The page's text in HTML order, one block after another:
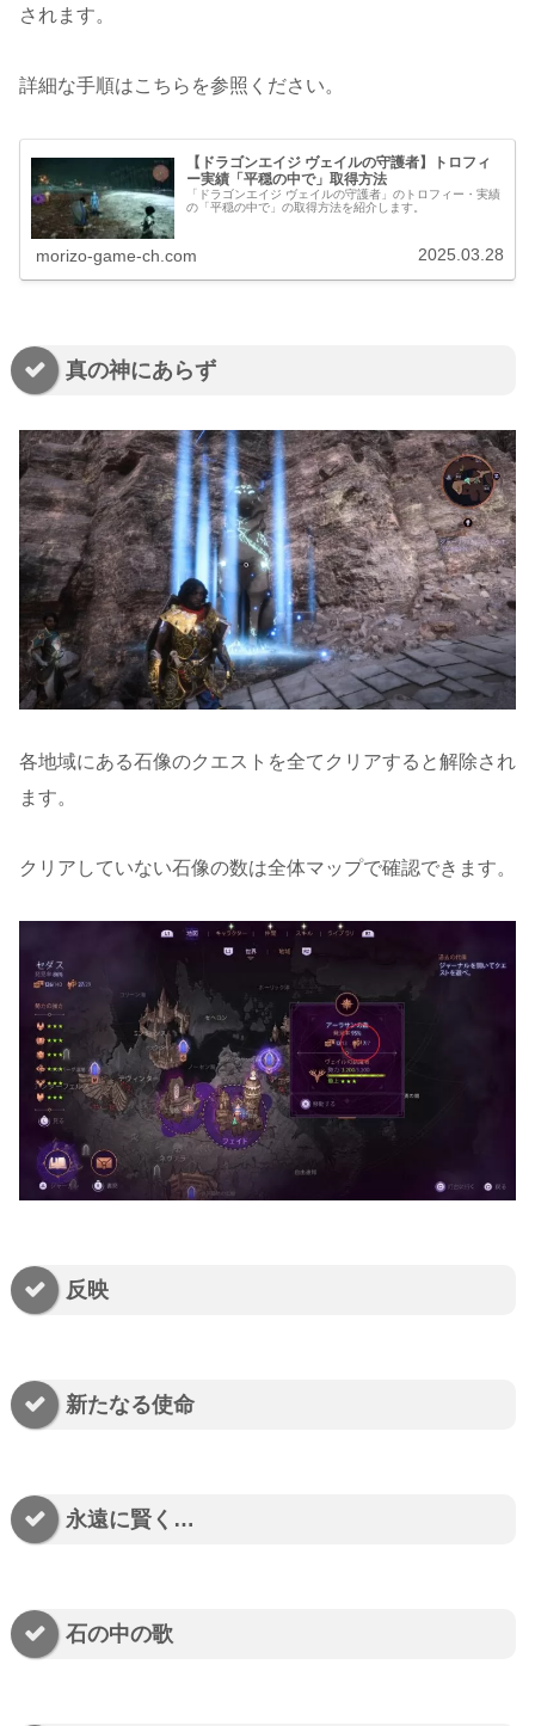
されます。
詳細な手順はこちらを参照ください。
【ドラゴンエイジ ヴェイルの守護者】トロフィ
ー実績「平穏の中で」取得方法
「ドラゴンエイジ ヴェイルの守護者」のトロフィー・実績
の「平穏の中で」の取得方法を紹介します。
morizo-game-ch.com 2025.03.28
真の神にあらず
各地域にある石像のクエストを全てクリアすると解除され
ます。
クリアしていない石像の数は全体マップで確認できます。
反映
新たなる使命
永遠に賢く…
石の中の歌